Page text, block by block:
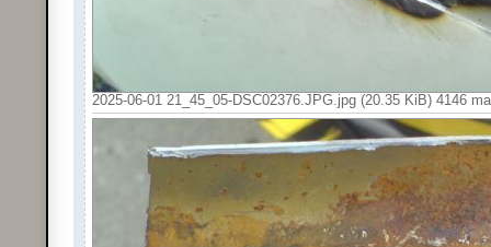
2025-06-01 21_45_05-DSC02376.JPG.jpg (20.35 KiB) 4146